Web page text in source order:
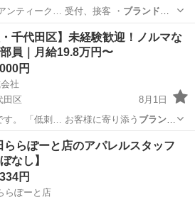
ンティーク… 受付、接客 ・ ブランド
ブランド品や貴金属に詳し…
・千代田区】未経験歓迎！ノルマな
員｜月給19.8万円〜
円
社
田区
8月1日
す。 「低刺… お客様に寄り添う ブランド
きいブランド です。 ?…ブランドのは
ブランド です。 1…
ス業 ブランド
ららぽーと店のアパレルスタッフ
なし】
円
らぽーと店